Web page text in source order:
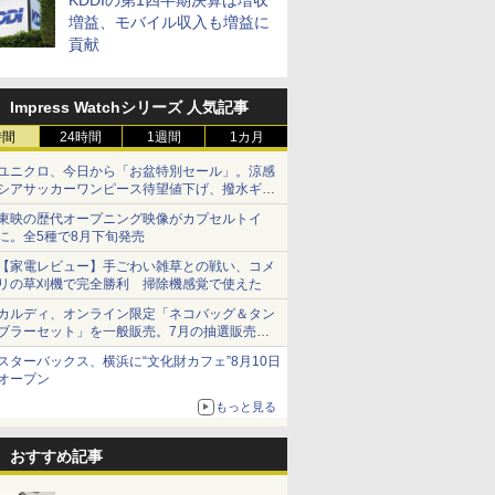
増益、モバイル収入も増益に
貢献
Impress Watchシリーズ 人気記事
24時間 1週間 1カ月
ニクロ、今日から「お盆特別セール」。涼感
アサッカーワンピース待望値下げ、撥水ギア
ョーツは1990円に
映の歴代オープニング映像がカプセルトイ
。全5種で8月下旬発売
家電レビュー】手ごわい雑草との戦い、コメ
の草刈機で完全勝利 掃除機感覚で使えた
ルディ、オンライン限定「ネコバッグ＆タン
ラーセット」を一般販売。7月の抽選販売の
選無効分
ターバックス、横浜に“文化財カフェ”8月10日
ープン
もっと見る
おすすめ記事